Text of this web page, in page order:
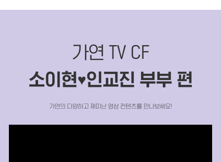
가연 TV CF
소이현♥인교진 부부 편
가연의 다양하고 재미난 영상 컨텐츠를 만나보세요!